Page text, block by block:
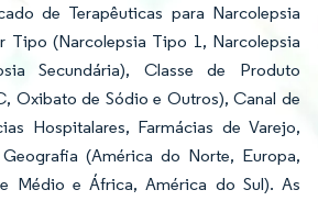
de Terapêuticas para Narcolepsia
Tipo (Narcolepsia Tipo 1, Narcolepsia
Secundária), Classe de Produto
Oxibato de Sódio e Outros), Canal de
Hospitalares, Farmácias de Varejo,
(América do Norte, Europa,
Médio e África, América do Sul). As